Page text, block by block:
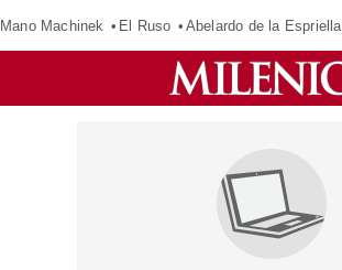
Mano Machinek El Ruso Abelardo de la Espriella